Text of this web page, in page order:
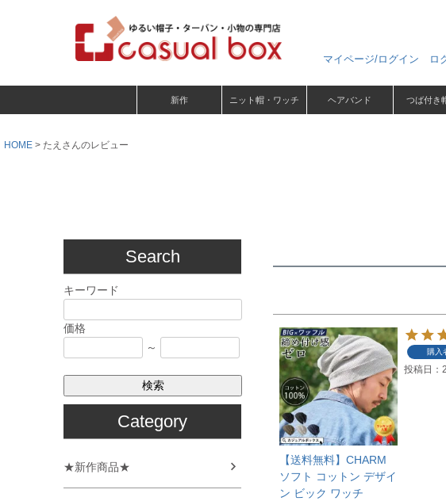
マイページ/ログイン ロ
新作 ニット帽・ワッチ ヘアバンド つば付き
HOME たえさんのレビュー
Search
キーワード
価格
～
検索
Category
★新作商品★
【送料無料】CHARM
ソフト コットン デザイ
ン ビック ワッチ
購入
投稿日